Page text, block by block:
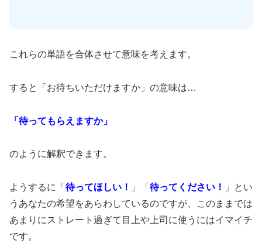
これらの単語を合体させて意味を考えます。
すると「お待ちいただけますか」の意味は…
「待ってもらえますか」
のように解釈できます。
ようするに「 待ってほしい！ 」「 待ってください！
」とい
うあなたの希望をあらわしているのですが、このままでは
あまりにストレート過ぎて目上や上司に使うにはイマイチ
です。